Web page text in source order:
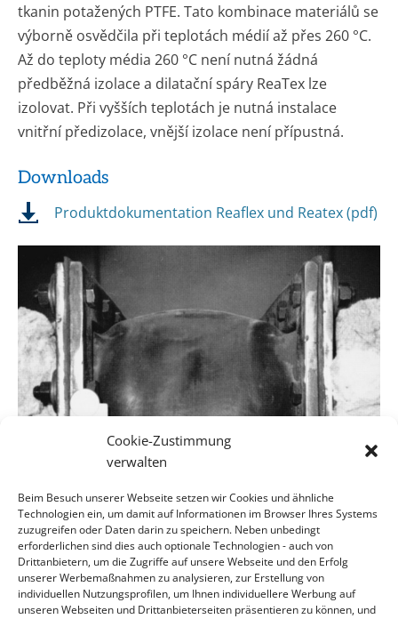
Cookie-Zustimmung
verwalten
Beim Besuch unserer Webseite setzen wir Cookies und ähnliche
Technologien ein, um damit auf Informationen im Browser Ihres Systems
zuzugreifen oder Daten darin zu speichern. Neben unbedingt
erforderlichen sind dies auch optionale Technologien - auch von
Drittanbietern, um die Zugriffe auf unsere Webseite und den Erfolg
unserer Werbemaßnahmen zu analysieren, zur Erstellung von
individuellen Nutzungsprofilen, um Ihnen individuellere Werbung auf
unseren Webseiten und Drittanbieterseiten präsentieren zu können, und
tkanin potažených PTFE. Tato kombinace materiálů se
výborně osvědčila při teplotách médií až přes 260 °C.
Až do teploty média 260 °C není nutná žádná
předběžná izolace a dilatační spáry ReaTex lze
izolovat. Při vyšších teplotách je nutná instalace
vnitřní předizolace, vnější izolace není přípustná.
Downloads
Produktdokumentation Reaflex und Reatex (pdf)
CONTACT
Kontakty